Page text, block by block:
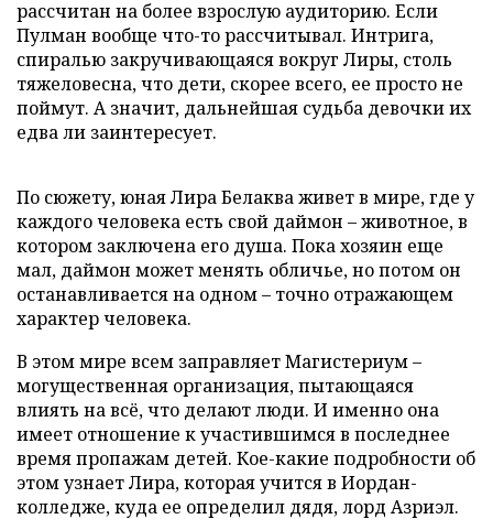
рассчитан на более взрослую аудиторию. Если
Пулман вообще что-то рассчитывал. Интрига,
спиралью закручивающаяся вокруг Лиры, столь
тяжеловесна, что дети, скорее всего, ее просто не
поймут. А значит, дальнейшая судьба девочки их
едва ли заинтересует.
По сюжету, юная Лира Белаква живет в мире, где у
каждого человека есть свой даймон – животное, в
котором заключена его душа. Пока хозяин еще
мал, даймон может менять обличье, но потом он
останавливается на одном – точно отражающем
характер человека.
В этом мире всем заправляет Магистериум –
могущественная организация, пытающаяся
влиять на всё, что делают люди. И именно она
имеет отношение к участившимся в последнее
время пропажам детей. Кое-какие подробности об
этом узнает Лира, которая учится в Иордан-
колледже, куда ее определил дядя, лорд Азриэл.